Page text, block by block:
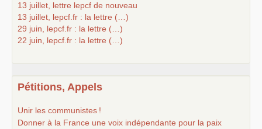
13 juillet, lettre lepcf de nouveau
13 juillet, lepcf.fr : la lettre (…)
29 juin, lepcf.fr : la lettre (…)
22 juin, lepcf.fr : la lettre (…)
Pétitions, Appels
Unir les communistes !
Donner à la France une voix indépendante pour la paix